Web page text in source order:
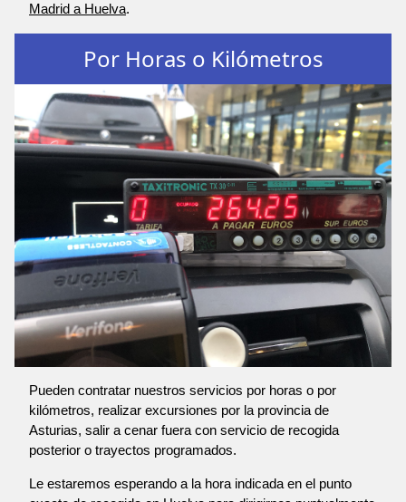
Madrid a Huelva.
Por Horas o Kilómetros
Pueden contratar nuestros servicios por horas o por
kilómetros, realizar excursiones por la provincia de
Asturias, salir a cenar fuera con servicio de recogida
posterior o trayectos programados.
Le estaremos esperando a la hora indicada en el punto